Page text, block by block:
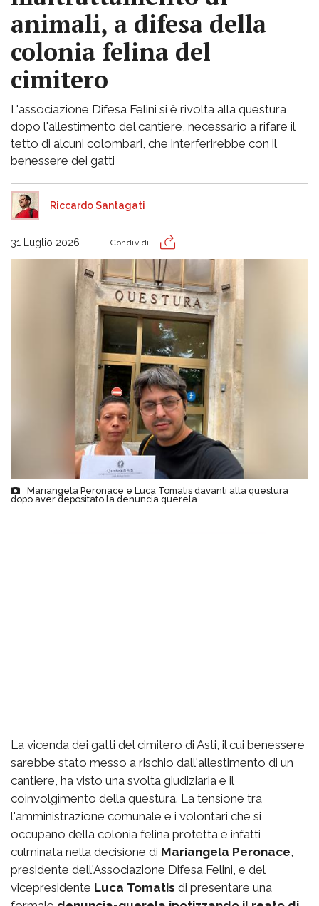
animali, a difesa della
colonia felina del
cimitero
L'associazione Difesa Felini si è rivolta alla questura
dopo l'allestimento del cantiere, necessario a rifare il
tetto di alcuni colombari, che interferirebbe con il
benessere dei gatti
Riccardo Santagati
31 Luglio 2026 Condividi
Mariangela Peronace e Luca Tomatis davanti alla questura
dopo aver depositato la denuncia querela
La vicenda dei gatti del cimitero di Asti, il cui benessere
sarebbe stato messo a rischio dall'allestimento di un
cantiere, ha visto una svolta giudiziaria e il
coinvolgimento della questura. La tensione tra
l'amministrazione comunale e i volontari che si
occupano della colonia felina protetta è infatti
culminata nella decisione di Mariangela Peronace
presidente dell'Associazione Difesa Felini, e del
vicepresidente Luca Tomatis di presentare una